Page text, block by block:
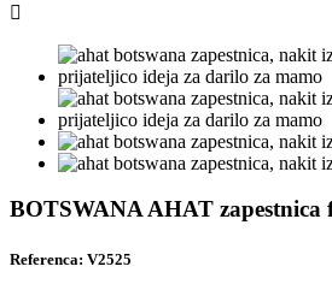

BOTSWANA AHAT zapestnica
Referenca: V2525